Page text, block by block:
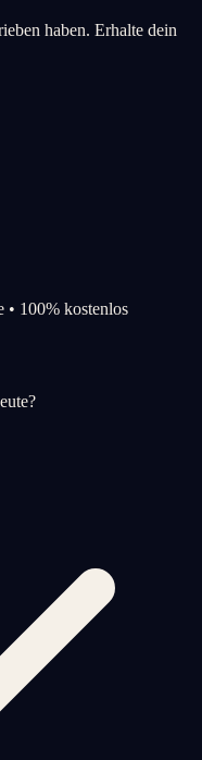
haben. Erhalte dein
• 100% kostenlos